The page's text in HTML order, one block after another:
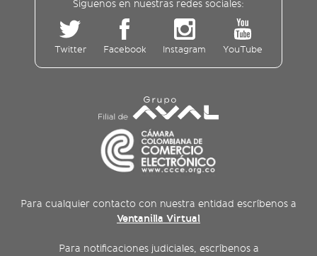
Siguenos en nuestras redes sociales:
Twitter Facebook Instagram YouTube
Para cualquier contacto con nuestra entidad escríbenos a
Ventanilla Virtual
Para notificaciones judiciales, escríbenos a